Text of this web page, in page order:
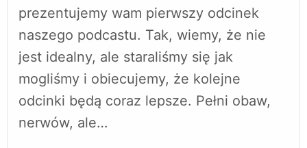
prezentujemy wam pierwszy odcinek
naszego podcastu. Tak, wiemy, że nie
jest idealny, ale staraliśmy się jak
mogliśmy i obiecujemy, że kolejne
odcinki będą coraz lepsze. Pełni obaw,
nerwów, ale…